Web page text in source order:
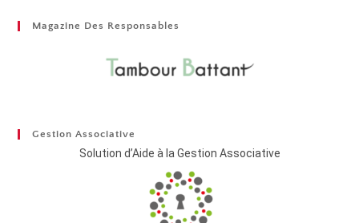
Magazine Des Responsables
Gestion Associative
Solution d’Aide à la Gestion Associative